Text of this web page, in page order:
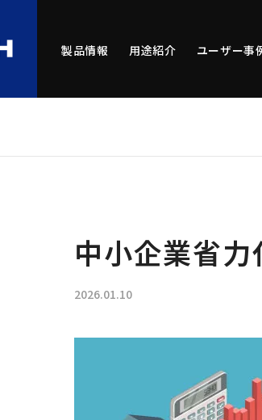
製品情報 用途紹介 ユーザー事
中小企業省
2026.01.10